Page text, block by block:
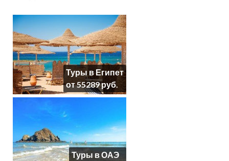
Туры в Египет
от 55289 руб.
Туры в ОАЭ